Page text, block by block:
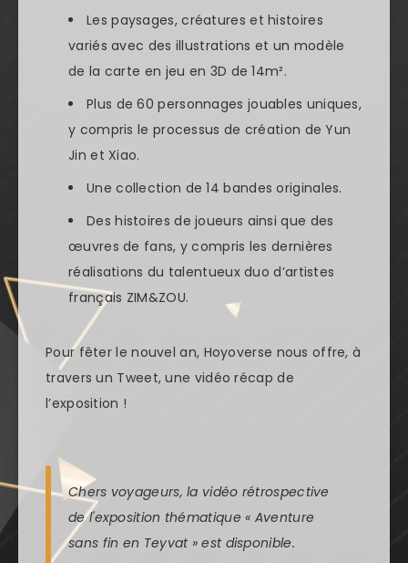
Les paysages, créatures et histoires
variés avec des illustrations et un modèle
de la carte en jeu en 3D de 14m².
Plus de 60 personnages jouables uniques,
y compris le processus de création de Yun
Jin et Xiao.
Une collection de 14 bandes originales.
Des histoires de joueurs ainsi que des
œuvres de fans, y compris les dernières
réalisations du talentueux duo d’artistes
français ZIM&ZOU.
Pour fêter le nouvel an, Hoyoverse nous offre, à
travers un Tweet, une vidéo récap de
l’exposition !
Chers voyageurs, la vidéo rétrospective
de l'exposition thématique « Aventure
sans fin en Teyvat » est disponible.